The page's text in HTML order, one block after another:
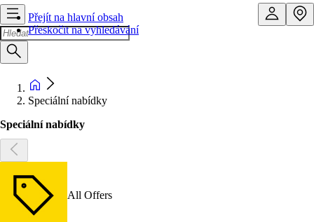
Přejít na hlavní obsah
Přeskočit na vyhledávání
Speciální nabídky
Speciální nabídky
All Offers